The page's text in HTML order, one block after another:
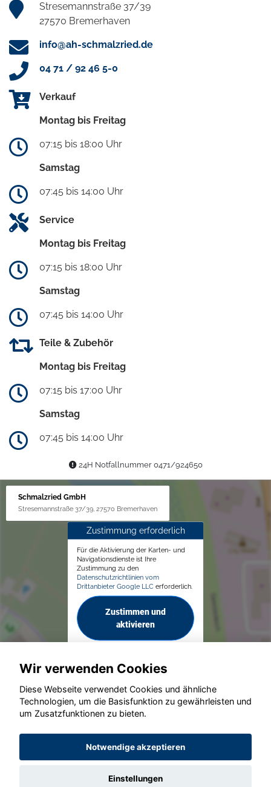
Stresemannstraße 37/39
27570 Bremerhaven
info@ah-schmalzried.de
04 71 / 92 46 5-0
Verkauf
Montag bis Freitag
07:15 bis 18:00 Uhr
Samstag
07:45 bis 14:00 Uhr
Service
Montag bis Freitag
07:15 bis 18:00 Uhr
Samstag
07:45 bis 14:00 Uhr
Teile & Zubehör
Montag bis Freitag
07:15 bis 17:00 Uhr
Samstag
07:45 bis 14:00 Uhr
24H Notfallnummer 0471/924650
Schmalzried GmbH
Stresemannstraße 37/39, 27570 Bremerhaven
Zustimmung erforderlich
Für die Aktivierung der Karten- und
Navigationsdienste ist Ihre
Zustimmung zu den
Datenschutzrichtlinien vom
Drittanbieter Google LLC erforderlich.
Zustimmen und
aktivieren
© konjunkturmotor.de GmbH 2020 - 2026
Wir verwenden Cookies
Diese Webseite verwendet Cookies und ähnliche
Technologien, um die Basisfunktion zu gewährleisten und
um Zusatzfunktionen zu bieten.
Notwendige akzeptieren
Einstellungen